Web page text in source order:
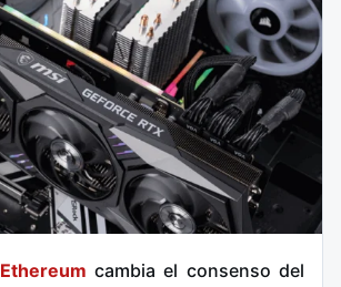
Ethereumcambia el consenso del